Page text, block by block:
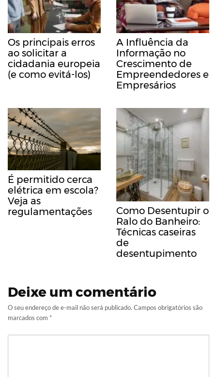
Os principais erros
ao solicitar a
cidadania europeia
(e como evitá-los)
A Influência da
Informação no
Crescimento de
Empreendedores e
Empresários
É permitido cerca
elétrica em escola?
Veja as
regulamentações
Como Desentupir o
Ralo do Banheiro:
Técnicas caseiras
de
desentupimento
Deixe um comentário
O seu endereço de e-mail não será publicado. Campos obrigatórios são
marcados com *